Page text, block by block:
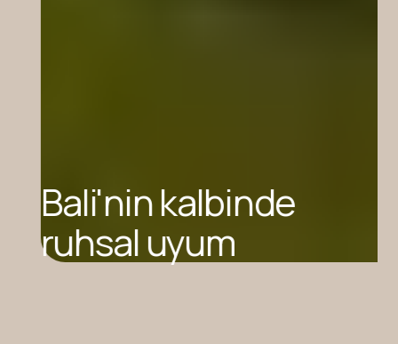
Bali'nin kalbinde
ruhsal uyum